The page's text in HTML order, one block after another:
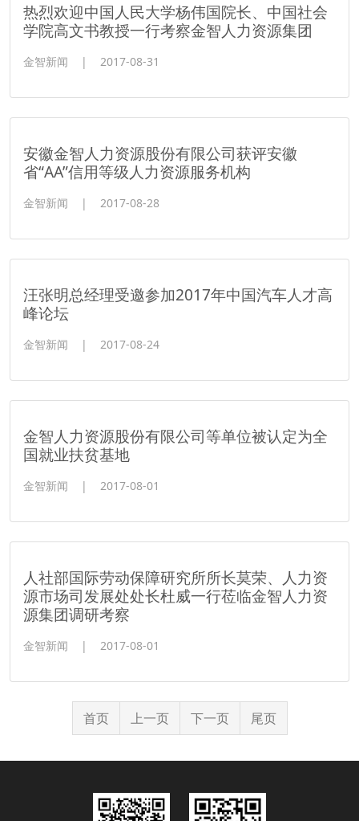
热烈欢迎中国人民大学杨伟国院长、中国社会
学院高文书教授一行考察金智人力资源集团
金智新闻 | 2017-08-31
安徽金智人力资源股份有限公司获评安徽
省“AA”信用等级人力资源服务机构
金智新闻 | 2017-08-28
汪张明总经理受邀参加2017年中国汽车人才高
峰论坛
金智新闻 | 2017-08-24
金智人力资源股份有限公司等单位被认定为全
国就业扶贫基地
金智新闻 | 2017-08-01
人社部国际劳动保障研究所所长莫荣、人力资
源市场司发展处处长杜威一行莅临金智人力资
源集团调研考察
金智新闻 | 2017-08-01
首页 上一页 下一页 尾页